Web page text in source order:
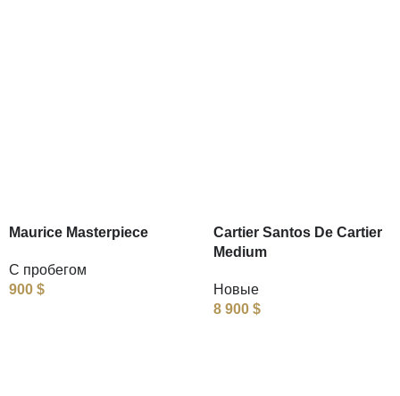
Maurice Masterpiece
С пробегом
900 $
Cartier Santos De Cartier
Medium
Новые
8 900 $